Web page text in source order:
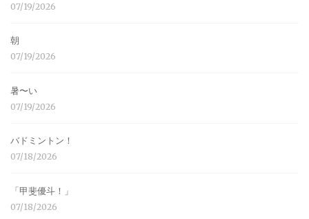
07/19/2026
朝
07/19/2026
暑〜い
07/19/2026
バドミントン！
07/18/2026
「甲斐優斗！」
07/18/2026